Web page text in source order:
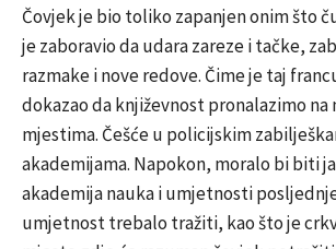
Čovjek je bio toliko zapanjen onim što
je zaboravio da udara zareze i tačke,
razmake i nove redove. Čime je taj
dokazao da književnost pronalazimo na
mjestima. Češće u policijskim
akademijama. Napokon, moralo bi biti
akademija nauka i umjetnosti
umjetnost trebalo tražiti, kao što je